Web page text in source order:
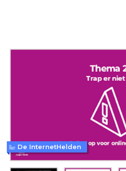
De InternetHelden